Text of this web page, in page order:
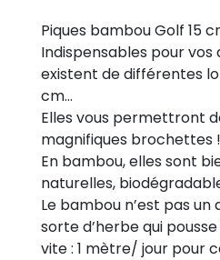
Piques bambou Golf 15
Indispensables pour vos
existent de différentes
cm…
Elles vous permettront
magnifiques brochettes !
En bambou, elles sont
naturelles,
Le bambou n’est pas un
sorte d’herbe qui
vite : 1 mètre/ jour pour